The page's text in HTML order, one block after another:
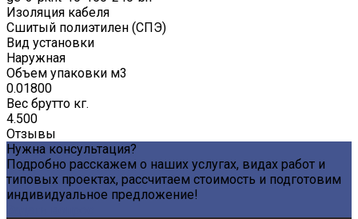
Изоляция кабеля
Сшитый полиэтилен (СПЭ)
Вид установки
Наружная
Объем упаковки м3
0.01800
Вес брутто кг.
4.500
Отзывы
Нужна консультация?
Подробно расскажем о наших услугах, видах работ и
типовых проектах, рассчитаем стоимость и подготовим
индивидуальное предложение!